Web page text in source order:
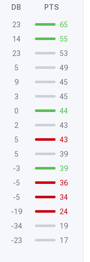
DB PTS
23
65
14
55
23
53
5
49
9
45
3
45
0
44
2
43
5
43
5
39
-3
39
-5
36
-5
34
-19
24
-34
19
-23 17